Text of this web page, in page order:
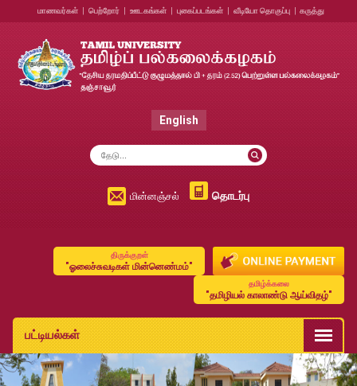
மாணவர்கள் பெற்றோர் ஊடகங்கள் புகைப்படங்கள் வீடியோ தொகுப்பு கருத்து
English
மின்னஞ்சல் தொடர்பு
திருக்குறள்
"ஓலைச்சுவடிகள் மின்னெண்மம்"
தமிழ்க்கலை
"தமிழியல் காலாண்டு ஆய்விதழ்"
பட்டியல்கள்